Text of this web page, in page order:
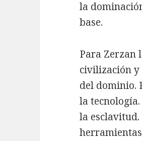
la
base.
Para Zerzan
civilización y
del dominio.
la
la